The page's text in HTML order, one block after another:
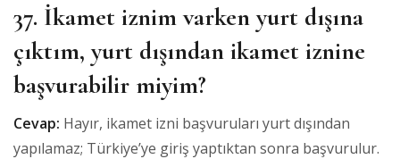
37. İkamet iznim varken yurt dışına
çıktım, yurt dışından ikamet iznine
başvurabilir miyim?
Cevap: Hayır, ikamet izni başvuruları yurt dışından
yapılamaz; Türkiye’ye giriş yaptıktan sonra başvurulur.